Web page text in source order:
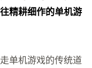
精耕细作的单机游
单机游戏的传统道